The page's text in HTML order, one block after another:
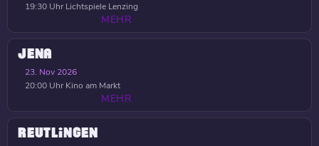
19:30 Uhr Lichtspiele Lenzing
MEHR
JENA
23. Nov 2026
20:00 Uhr Kino am Markt
MEHR
REUTLINGEN